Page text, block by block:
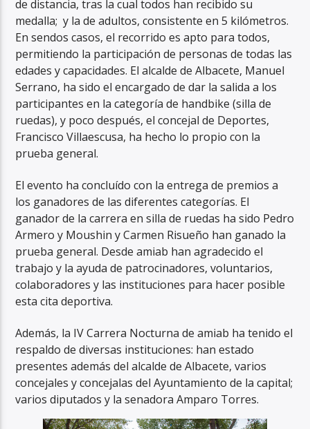
de distancia, tras la cual todos han recibido su
medalla; y la de adultos, consistente en 5 kilómetros.
En sendos casos, el recorrido es apto para todos,
permitiendo la participación de personas de todas las
edades y capacidades. El alcalde de Albacete, Manuel
Serrano, ha sido el encargado de dar la salida a los
participantes en la categoría de handbike (silla de
ruedas), y poco después, el concejal de Deportes,
Francisco Villaescusa, ha hecho lo propio con la
prueba general.
El evento ha concluído con la entrega de premios a
los ganadores de las diferentes categorías. El
ganador de la carrera en silla de ruedas ha sido Pedro
Armero y Moushin y Carmen Risueño han ganado la
prueba general. Desde amiab han agradecido el
trabajo y la ayuda de patrocinadores, voluntarios,
colaboradores y las instituciones para hacer posible
esta cita deportiva.
Además, la IV Carrera Nocturna de amiab ha tenido el
respaldo de diversas instituciones: han estado
presentes además del alcalde de Albacete, varios
concejales y concejalas del Ayuntamiento de la capital;
varios diputados y la senadora Amparo Torres.